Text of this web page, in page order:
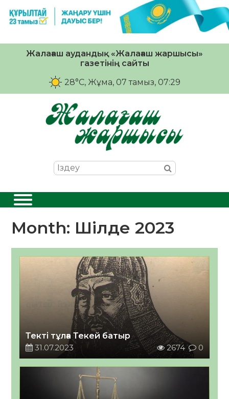
Жалағаш аудандық «Жалағаш жаршысы»
газетінің сайты
28°C, Жұма, 07 тамыз, 07:29
Month: Шілде 2023
Текті тұлға Текей батыр
31.07.2023
2674 0